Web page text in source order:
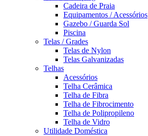
Cadeira de Praia
Equipamentos / Acessórios
Gazebo / Guarda Sol
Piscina
Telas / Grades
Telas de Nylon
Telas Galvanizadas
Telhas
Acessórios
Telha Cerâmica
Telha de Fibra
Telha de Fibrocimento
Telha de Polipropileno
Telha de Vidro
Utilidade Doméstica